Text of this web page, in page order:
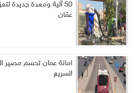
50 آلية ومعدة جديدة
عمّان
امانة عمان تحسم مصير
السريع